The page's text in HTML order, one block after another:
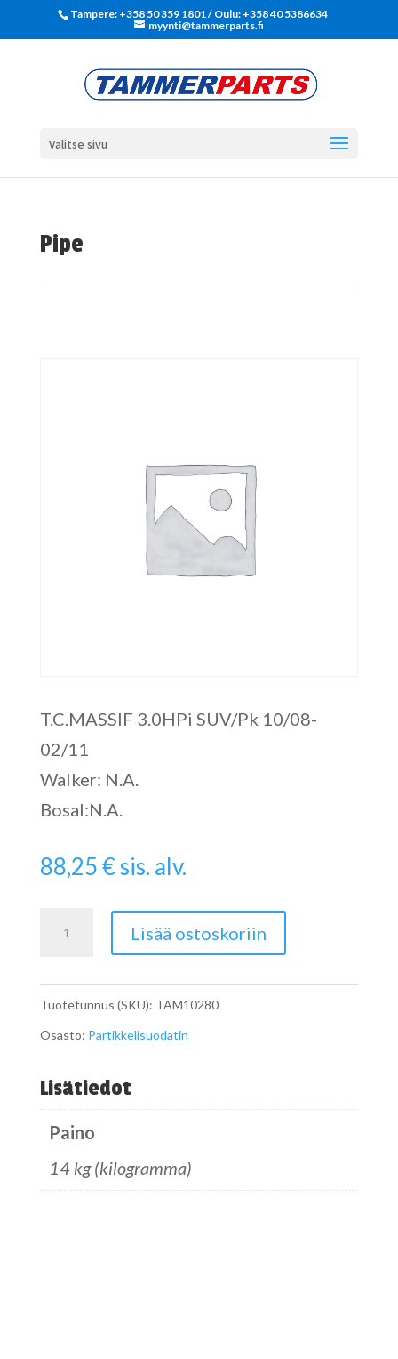
Tampere: +358 50 359 1801‬ / Oulu: +358 40 5386634
myynti@tammerparts.fi
Valitse sivu
Pipe
T.C.MASSIF 3.0HPi SUV/Pk 10/08-
02/11
Walker: N.A.
Bosal:N.A.
88,25€sis. alv.
Lisää ostoskoriin
Tuotetunnus (SKU): TAM10280
Osasto: Partikkelisuodatin
Lisätiedot
Paino
14 kg (kilogramma)